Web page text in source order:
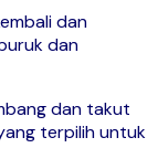
dan
dan
dan takut
terpilih untuk